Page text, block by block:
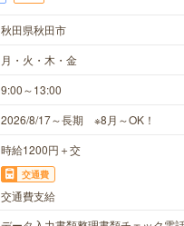
秋田県秋田市
月・火・木・金
9:00～13:00
2026/8/17～長期 ※8月～OK！
時給1200円＋交
交通費
交通費支給